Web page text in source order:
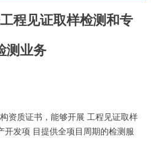
程见证取样检测和专
测业务
资质证书，能够开展 工程见证取样
开发项 目提供全项目周期的检测服